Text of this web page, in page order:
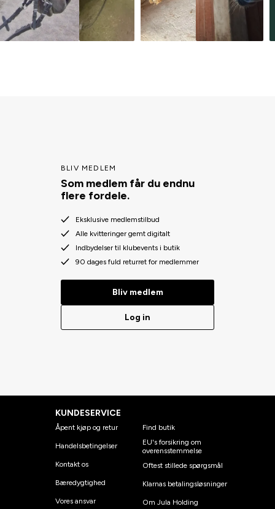
BLIV MEDLEM
Som medlem får du endnu
flere fordele.
Eksklusive medlemstilbud
Alle kvitteringer gemt digitalt
Indbydelser til klubevents i butik
90 dages fuld returret for medlemmer
Bliv medlem
Log in
KUNDESERVICE
Åpent kjøp og retur
Handelsbetingelser
Kontakt os
Bæredygtighed
Vores ansvar
Find butik
EU's forsikring om
overensstemmelse
Oftest stillede spørgsmål
Klarnas betalingsløsninger
Om Jula Holding